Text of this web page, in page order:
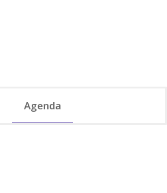
Agenda